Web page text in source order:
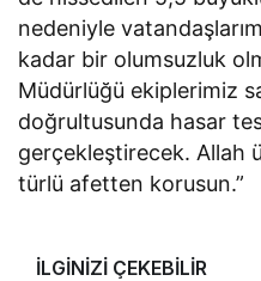
nedeniyle
kadar bir olumsuzluk
Müdürlüğü ekiplerimiz
doğrultusunda hasar
gerçekleştirecek. Allah
türlü afetten korusun.”